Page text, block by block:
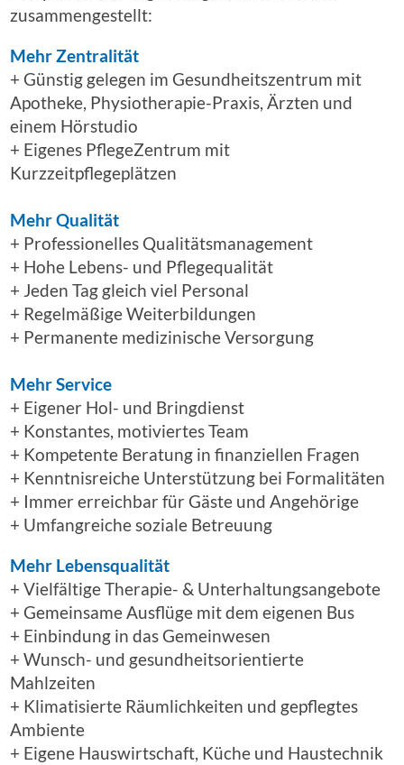
zusammengestellt:
Mehr Zentralität
+ Günstig gelegen im Gesundheitszentrum mit
Apotheke, Physiotherapie-Praxis, Ärzten und
einem Hörstudio
+ Eigenes PflegeZentrum mit
Kurzzeitpflegeplätzen
Mehr Qualität
+ Professionelles Qualitätsmanagement
+ Hohe Lebens- und Pflegequalität
+ Jeden Tag gleich viel Personal
+ Regelmäßige Weiterbildungen
+ Permanente medizinische Versorgung
Mehr Service
+ Eigener Hol- und Bringdienst
+ Konstantes, motiviertes Team
+ Kompetente Beratung in finanziellen Fragen
+ Kenntnisreiche Unterstützung bei Formalitäten
+ Immer erreichbar für Gäste und Angehörige
+ Umfangreiche soziale Betreuung
Mehr Lebensqualität
+ Vielfältige Therapie- & Unterhaltungsangebote
+ Gemeinsame Ausflüge mit dem eigenen Bus
+ Einbindung in das Gemeinwesen
+ Wunsch- und gesundheitsorientierte
Mahlzeiten
+ Klimatisierte Räumlichkeiten und gepflegtes
Ambiente
+ Eigene Hauswirtschaft, Küche und Haustechnik